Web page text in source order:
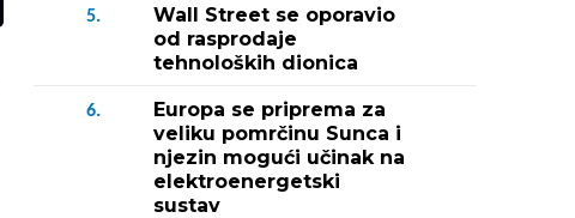
5.
Wall Street se oporavio
od rasprodaje
tehnoloških dionica
6.
Europa se priprema za
veliku pomrčinu Sunca i
njezin mogući učinak na
elektroenergetski
sustav